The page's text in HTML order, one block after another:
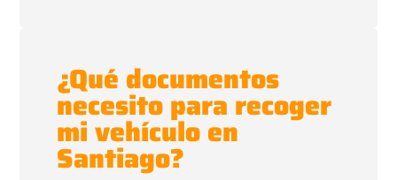
¿Qué documentos
necesito para recoger
mi vehículo en
Santiago?